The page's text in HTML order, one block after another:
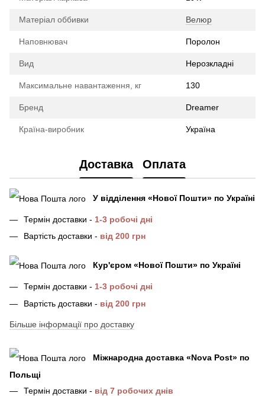
Матеріал оббивки Велюр
Наповнювач Поролон
Вид Нерозкладні
Максимальне навантаження, кг 130
Бренд Dreamer
Країна-виробник Україна
Доставка Оплата
У відділення «Нової Пошти» по Україні
Термін доставки - 1-3 робочі дні
Вартість доставки - від 200 грн
Кур'єром «Нової Пошти» по Україні
Термін доставки - 1-3 робочі дні
Вартість доставки - від 200 грн
Більше інформації про доставку
Міжнародна доставка «Nova Post» по
Польщі
Термін доставки - від 7 робочих днів